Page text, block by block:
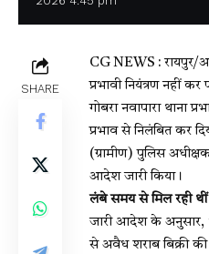
SHARE
CG NEWS : रायपुर/
प्रभावी नियंत्रण नहीं
गोबरा नवापारा थाना
प्रभाव से निलंबित कर
(ग्रामीण) पुलिस
आदेश जारी किया।
लंबे समय से मिल रही
जारी आदेश के अनुसार,
से अवैध शराब बिक्री